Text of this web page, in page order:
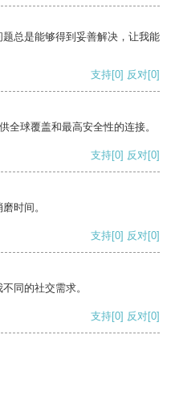
总是能够得到妥善解决，让我能
支持[0] 反对[0]
全球覆盖和最高安全性的连接。
支持[0] 反对[0]
时间。
支持[0] 反对[0]
同的社交需求。
支持[0] 反对[0]